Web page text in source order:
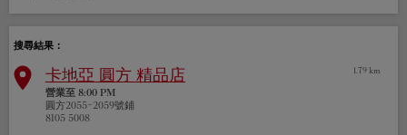
搜尋結果：
卡地亞 圓方 精品店 1.79 km
營業至 8:00 PM
圓方2055-2059號鋪
8105 5008